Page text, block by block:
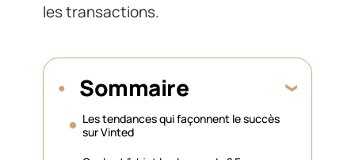
les transactions.
Sommaire
Les tendances qui façonnent le succès
sur Vinted